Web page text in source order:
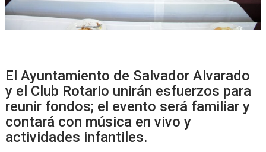
El Ayuntamiento de Salvador Alvarado
y el Club Rotario unirán esfuerzos para
reunir fondos; el evento será familiar y
contará con música en vivo y
actividades infantiles.